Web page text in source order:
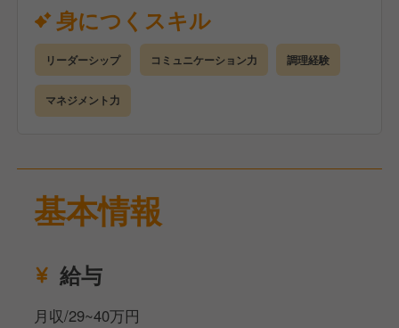
が、発注や在庫管理・スタッフのシフト作成などの業
務もお任せしていきます！
調理は比較的シンプルなため、チェーン店での経験が
ある方ならすぐに覚えられるかと思います！また、未
経験の方でも本部が作成したマニュアルがありますの
お客様にとって安心・安全に料理や空間をお楽しみい
ただけるようなお店作りをお願いします！
身につくスキル
リーダーシップ コミュニケーション力 調理経験
マネジメント力
基本情報
給与
月収/29~40万円